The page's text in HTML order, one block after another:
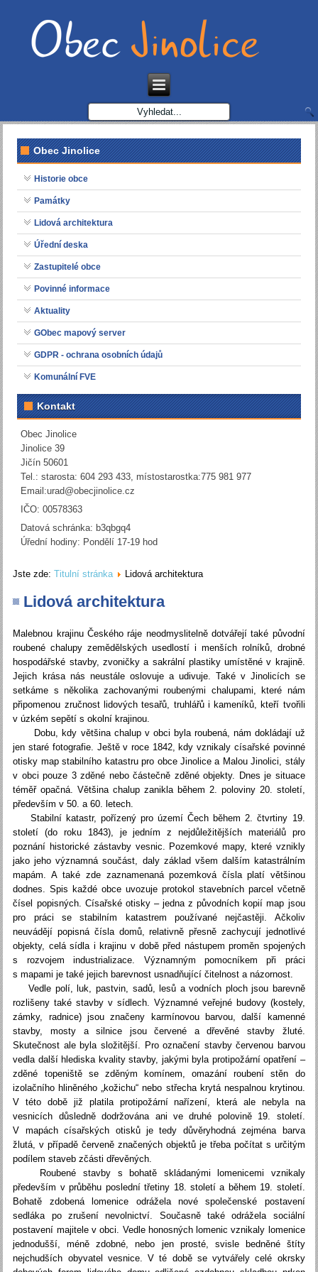
Obec Jinolice
Historie obce
Památky
Lidová architektura
Úřední deska
Zastupitelé obce
Povinné informace
Aktuality
GObec mapový server
GDPR - ochrana osobních údajů
Komunální FVE
Kontakt
Obec Jinolice
Jinolice 39
Jičín 50601
Tel.: starosta: 604 293 433, místostarostka:775 981 977
Email:urad@obecjinolice.cz
IČO: 00578363
Datová schránka: b3qbgq4
Úřední hodiny: Pondělí 17-19 hod
Jste zde:Titulní stránka Lidová architektura
Lidová architektura
Malebnou krajinu Českého ráje neodmyslitelně dotvářejí také původní
roubené chalupy zemědělských usedlostí i menších rolníků, drobné
hospodářské stavby, zvoničky a sakrální plastiky umístěné v krajině.
Jejich krása nás neustále oslovuje a udivuje. Také v Jinolicích se
setkáme s několika zachovanými roubenými chalupami, které nám
připomenou zručnost lidových tesařů, truhlářů i kameníků, kteří tvořili
v úzkém sepětí s okolní krajinou.
Dobu, kdy většina chalup v obci byla roubená, nám dokládají už
jen staré fotografie. Ještě v roce 1842, kdy vznikaly císařské povinné
otisky map stabilního katastru pro obce Jinolice a Malou Jinolici, stály
v obci pouze 3 zděné nebo částečně zděné objekty. Dnes je situace
téměř opačná. Většina chalup zanikla během 2. poloviny 20. století,
především v 50. a 60. letech.
Stabilní katastr, pořízený pro území Čech během 2. čtvrtiny 19.
století (do roku 1843), je jedním z nejdůležitějších materiálů pro
poznání historické zástavby vesnic. Pozemkové mapy, které vznikly
jako jeho významná součást, daly základ všem dalším katastrálním
mapám. A také zde zaznamenaná pozemková čísla platí většinou
dodnes. Spis každé obce uvozuje protokol stavebních parcel včetně
čísel popisných. Císařské otisky – jedna z původních kopií map jsou
pro práci se stabilním katastrem používané nejčastěji. Ačkoliv
neuvádějí popisná čísla domů, relativně přesně zachycují jednotlivé
objekty, celá sídla i krajinu v době před nástupem proměn spojených
s rozvojem industrializace. Významným pomocníkem při práci
s mapami je také jejich barevnost usnadňující čitelnost a názornost.
Vedle polí, luk, pastvin, sadů, lesů a vodních ploch jsou barevně
rozlišeny také stavby v sídlech. Významné veřejné budovy (kostely,
zámky, radnice) jsou značeny karmínovou barvou, další kamenné
stavby, mosty a silnice jsou červené a dřevěné stavby žluté.
Skutečnost ale byla složitější. Pro označení stavby červenou barvou
vedla další hlediska kvality stavby, jakými byla protipožární opatření –
zděné topeniště se zděným komínem, omazání roubení stěn do
izolačního hliněného „kožichu“ nebo střecha krytá nespalnou krytinou.
V této době již platila protipožární nařízení, která ale nebyla na
vesnicích důsledně dodržována ani ve druhé polovině 19. století.
V mapách císařských otisků je tedy důvěryhodná zejména barva
žlutá, v případě červeně značených objektů je třeba počítat s určitým
podílem staveb zčásti dřevěných.
Roubené stavby s bohatě skládanými lomenicemi vznikaly
především v průběhu poslední třetiny 18. století a během 19. století.
Bohatě zdobená lomenice odrážela nové společenské postavení
sedláka po zrušení nevolnictví. Současně také odrážela sociální
postavení majitele v obci. Vedle honosných lomenic vznikaly lomenice
jednodušší, méně zdobné, nebo jen prosté, svisle bedněné štíty
nejchudších obyvatel vesnice. V té době se vytvářely celé okrsky